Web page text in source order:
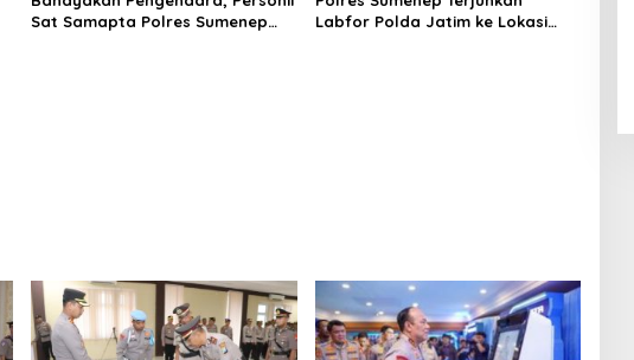
Sat Samapta Polres Sumenep
Labfor Polda Jatim ke Lokasi